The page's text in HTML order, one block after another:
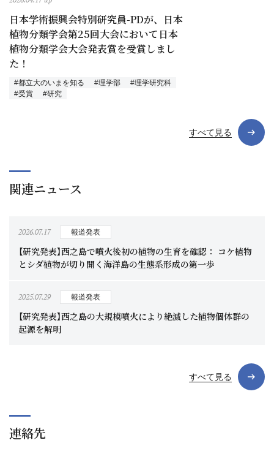
日本学術振興会特別研究員-PDが、日本
植物分類学会第25回大会において日本
植物分類学会大会発表賞を受賞しまし
た！
#都立大のいまを知る #理学部
#理学研究科
#受賞
#研究
すべて見る
関連ニュース
2026.07.17 報道発表
【研究発表】西之島で噴火後初の植物の生育を確認： コケ植物
とシダ植物が切り開く海洋島の生態系形成の第一歩
2025.07.29 報道発表
【研究発表】西之島の大規模噴火により絶滅した植物個体群の
起源を解明
すべて見る
連絡先